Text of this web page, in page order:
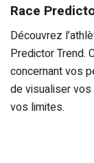
Race
Découvrez
Predictor Trend.
concernant vos
de visualiser
vos limites.